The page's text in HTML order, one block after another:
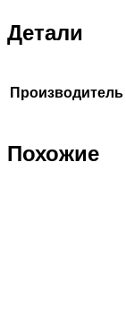
Детали
Производитель
Похожие